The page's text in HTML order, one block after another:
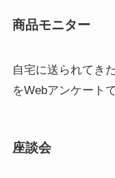
商品モニター
自宅に送られてき
をWebアンケート
座談会